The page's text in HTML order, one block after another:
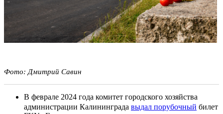
Фото: Дмитрий Савин
В феврале 2024 года комитет городского хозяйства
администрации Калининграда выдал порубочный билет